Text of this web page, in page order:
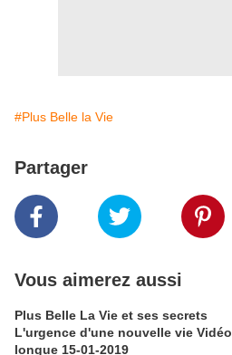
#Plus Belle la Vie
Partager
Vous aimerez aussi
Plus Belle La Vie et ses secrets
L'urgence d'une nouvelle vie Vidéo
longue 15-01-2019